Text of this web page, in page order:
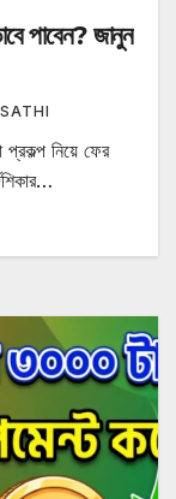
পাবেন? জানুন
প্রকল্প নিয়ে ফের